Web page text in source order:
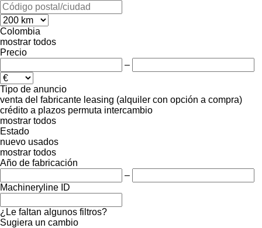
Colombia
mostrar todos
Precio
–
Tipo de anuncio
venta del fabricante leasing (alquiler con opción a compra)
crédito a plazos permuta intercambio
mostrar todos
Estado
nuevo usados
mostrar todos
Año de fabricación
–
Machineryline ID
¿Le faltan algunos filtros?
Sugiera un cambio